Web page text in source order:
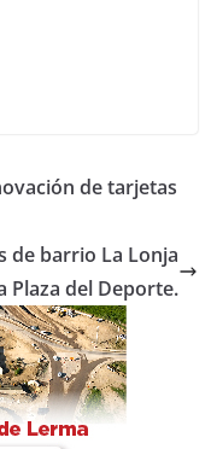
de tarjetas
de barrio La Lonja
Plaza del Deporte.